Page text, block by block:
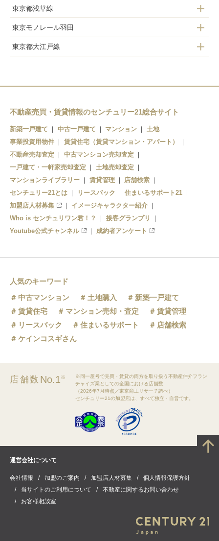
有楽町
新橋
浜松町
高輪ゲートウェイ
品川
東京
有楽町
新橋
田町
品川
東京都浅草線
宝町
東銀座
大門
泉岳寺
高輪台
東京モノレール羽田
流通センター
東京都大江戸線
築地市場
汐留
大門
赤羽橋
麻布十番
六本木
不動産売買・賃貸情報のセンチュリー21総合サイト
新築一戸建て 中古一戸建て マンション
土地
事業投資用物件
賃貸住宅（賃貸マンション・アパート）
不動産売却査定
中古マンション売却査定
一戸建て・一軒家売却査定
土地売却査定
マンションライブラリー
賃貸管理
店舗検索
センチュリー21とは
リースバック
住まいるサポート21
加盟店人材募集
イメージキャラクター紹介
Who is センチュリワン君！？
接客グランプリ
Youtube公式チャンネル
成約者アンケート
人気のキーワード
中古マンション
土地購入
新築一戸建て
賃貸住宅
マンション売却・査定
賃貸管理
リースバック
住まいるサポート
店舗検索
ケインコスギさん
店舗数 No.1※
※同一屋号で売買・賃貸の両方を取り扱う不動産仲介フラン
チャイズ業としての全国における店舗数
（2026年7月時点／東京商工リサーチ調べ）
センチュリー21の加盟店は、すべて独立・自営です。
運営会社について
会社情報 加盟のご案内 加盟店人材募集
個人情報保護方針
当サイトのご利用について
不動産に関するお問い合わせ
お客様相談室